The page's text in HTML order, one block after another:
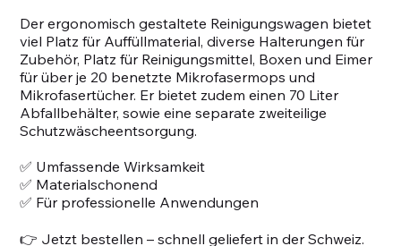
Der ergonomisch gestaltete Reinigungswagen bietet
viel Platz für Auffüllmaterial, diverse Halterungen für
Zubehör, Platz für Reinigungsmittel, Boxen und Eimer
für über je 20 benetzte Mikrofasermops und
Mikrofasertücher. Er bietet zudem einen 70 Liter
Abfallbehälter, sowie eine separate zweiteilige
Schutzwäscheentsorgung.
✅ Umfassende Wirksamkeit
✅ Materialschonend
✅ Für professionelle Anwendungen
👉 Jetzt bestellen – schnell geliefert in der Schweiz.